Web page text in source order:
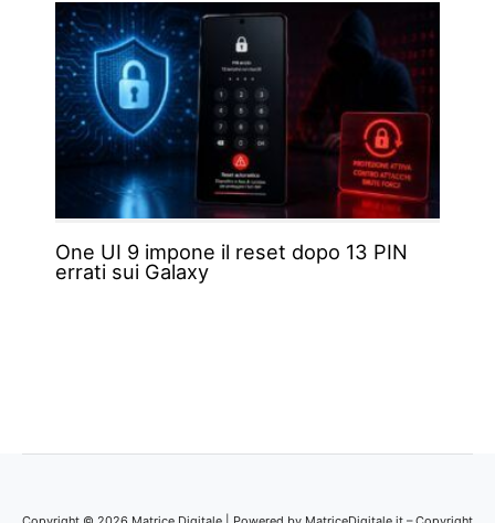
One UI 9 impone il reset dopo 13 PIN
errati sui Galaxy